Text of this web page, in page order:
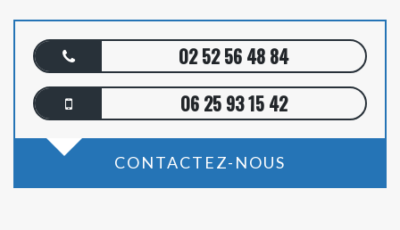
02 52 56 48 84
06 25 93 15 42
CONTACTEZ-NOUS